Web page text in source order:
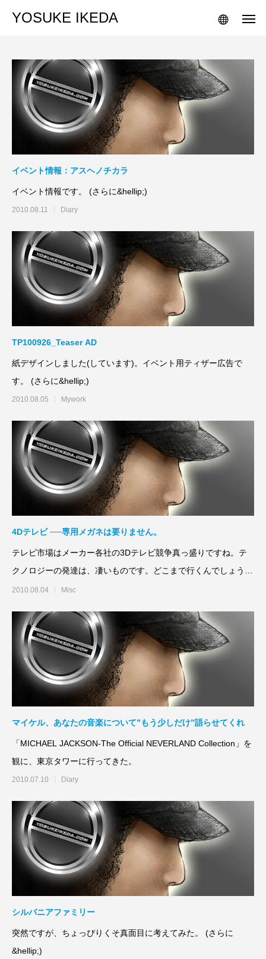
YOSUKE IKEDA
イベント情報：アスヘノチカラ
イベント情報です。 (さらに&hellip;)
2010.08.11 Diary
TP100926_Teaser AD
紙デザインしました(しています)。イベント用ティザー広告で
す。 (さらに&hellip;)
2010.08.05 Mywork
4Dテレビ ──専用メガネは要りません。
テレビ市場はメーカー各社の3Dテレビ競争真っ盛りですね。テ
クノロジーの発達は、凄いものです。どこまで行くんでしょう
か。ということで、
2010.08.04 Misc
マイケル、あなたの音楽について”もう少しだけ”語らせてくれ
「MICHAEL JACKSON-The Official NEVERLAND Collection」を
観に、東京タワーに行ってきた。
2010.07.10 Diary
シルバニアファミリー
突然ですが、ちょっぴりくそ真面目に考えてみた。 (さらに
&hellip;)